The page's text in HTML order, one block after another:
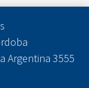
Argentina 3555